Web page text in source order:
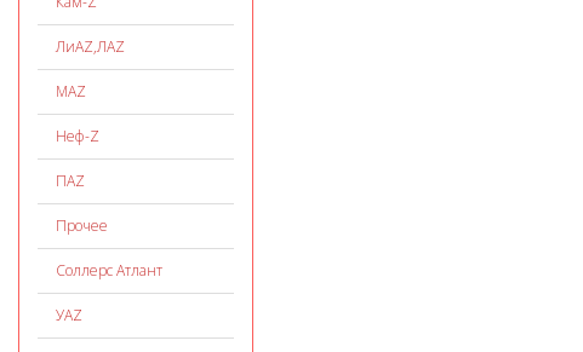
ЛиАZ,ЛАZ
МАZ
Неф-Z
ПАZ
Прочее
Соллерс Атлант
УАZ